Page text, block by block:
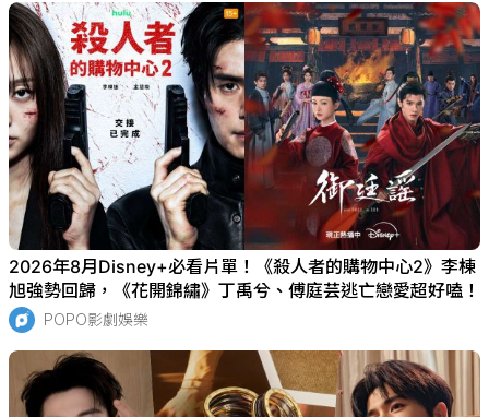
2026年8月Disney+必看片單！《殺人者的購物中心2》李棟
旭強勢回歸，《花開錦繡》丁禹兮、傅庭芸逃亡戀愛超好嗑！
POPO影劇娛樂